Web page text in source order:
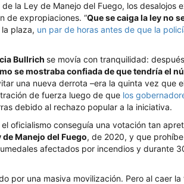
la Ley de Manejo del Fuego, los desalojos
de expropiaciones. “Que se caiga la ley no
plaza, un par de horas antes de que la
Bullrich se movía con tranquilidad:
se mostraba confiada de que tendría el
una nueva derrota –era la quinta vez que
de fuerza luego de que los
debido al rechazo popular a la iniciativa.
oficialismo conseguía una votación tan
Manejo del Fuego, de 2020, y que
afectados por incendios y durante
por una masiva movilización. Pero al caer